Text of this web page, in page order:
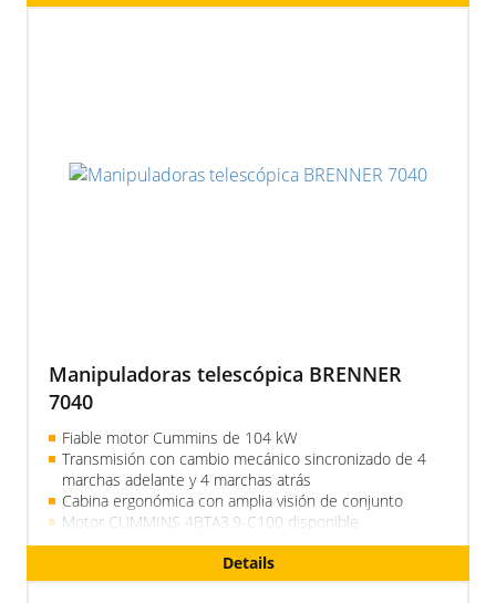
Manipuladoras telescópica BRENNER
7040
Fiable motor Cummins de 104 kW
Transmisión con cambio mecánico sincronizado de 4
marchas adelante y 4 marchas atrás
Cabina ergonómica con amplia visión de conjunto
Motor CUMMINS 4BTA3.9-C100 disponible
Aire acondicionado en cabina, martillo hidráulico,
horquillas para palés, cuchara multifuncional 6 en 1
(opcional)
Details